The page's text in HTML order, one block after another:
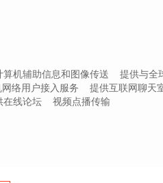
算机辅助信息和图像传送
提供与全
络用户接入服务 提供互联网聊天
在线论坛 视频点播传输